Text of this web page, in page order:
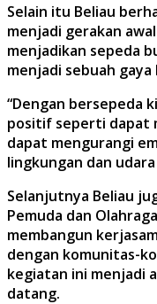
Selain itu Beliau
menjadi gerakan
menjadikan sepeda
menjadi sebuah gaya
“Dengan bersepeda
positif seperti dapat
dapat mengurangi
lingkungan dan
Selanjutnya Beliau
Pemuda dan
membangun
dengan komunitas-
kegiatan ini menjadi
datang.